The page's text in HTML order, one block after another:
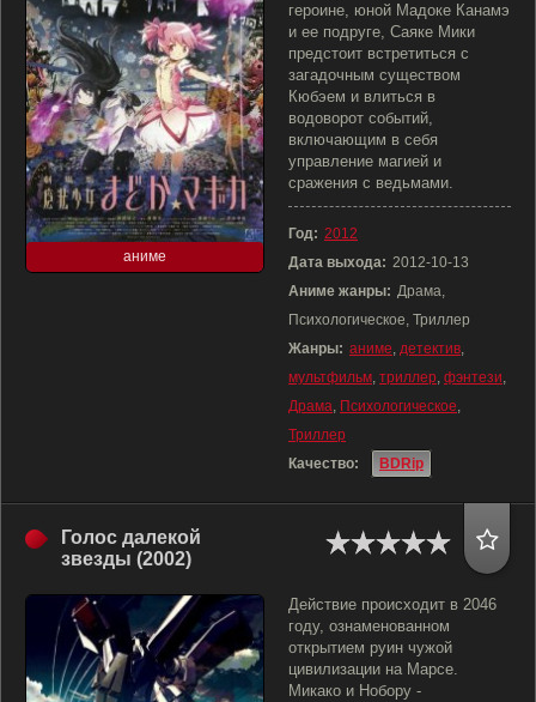
аниме
героине, юной Мадоке Канамэ
и ее подруге, Саяке Мики
предстоит встретиться с
загадочным существом
Кюбэем и влиться в
водоворот событий,
включающим в себя
управление магией и
сражения с ведьмами.
Год: 2012
Дата выхода: 2012-10-13
Аниме жанры: Драма,
Психологическое, Триллер
Жанры: аниме, детектив,
мультфильм, триллер, фэнтези,
Драма, Психологическое,
Триллер
Качество:
BDRip
Голос далекой
звезды (2002)
Действие происходит в 2046
году, ознаменованном
открытием руин чужой
цивилизации на Марсе.
Микако и Нобору -